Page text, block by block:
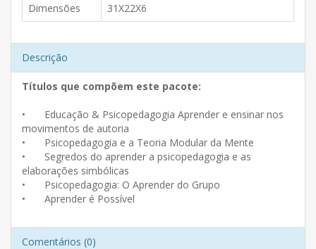
Dimensões 31X22X6
Descrição
Títulos que compõem este pacote:
•
Educação & Psicopedagogia Aprender e ensinar nos
movimentos de autoria
•
Psicopedagogia e a Teoria Modular da Mente
•
Segredos do aprender a psicopedagogia e as
elaborações simbólicas
•
Psicopedagogia: O Aprender do Grupo
•
Aprender é Possível
Comentários (0)